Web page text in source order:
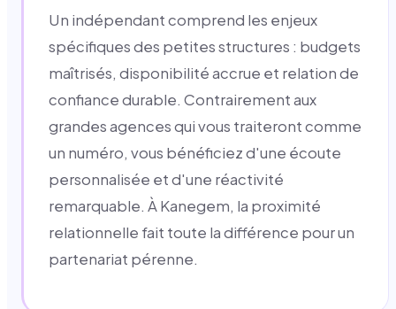
Un indépendant comprend les enjeux
spécifiques des petites structures : budgets
maîtrisés, disponibilité accrue et relation de
confiance durable. Contrairement aux
grandes agences qui vous traiteront comme
un numéro, vous bénéficiez d'une écoute
personnalisée et d'une réactivité
remarquable. À Kanegem, la proximité
relationnelle fait toute la différence pour un
partenariat pérenne.